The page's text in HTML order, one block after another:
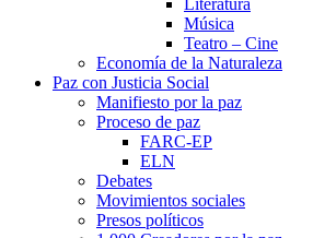
Literatura
Música
Teatro – Cine
Economía de la Naturaleza
Paz con Justicia Social
Manifiesto por la paz
Proceso de paz
FARC-EP
ELN
Debates
Movimientos sociales
Presos políticos